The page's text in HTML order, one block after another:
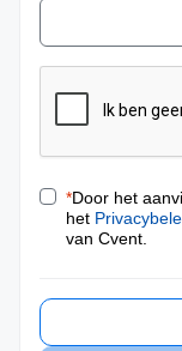
*Door het
het
van Cvent.